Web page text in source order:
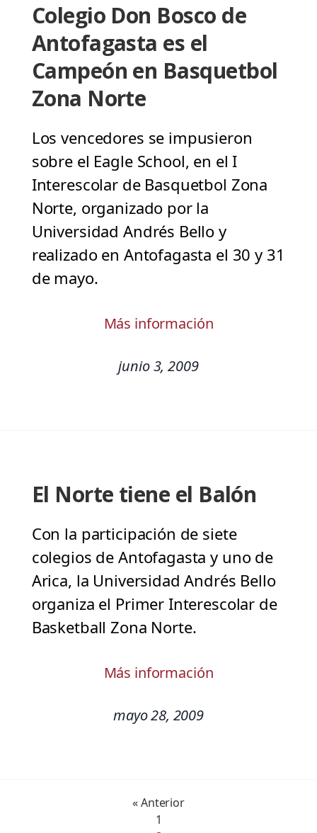
Colegio Don Bosco de
Antofagasta es el
Campeón en Basquetbol
Zona Norte
Los vencedores se impusieron
sobre el Eagle School, en el I
Interescolar de Basquetbol Zona
Norte, organizado por la
Universidad Andrés Bello y
realizado en Antofagasta el 30 y 31
de mayo.
Más información
junio 3, 2009
El Norte tiene el Balón
Con la participación de siete
colegios de Antofagasta y uno de
Arica, la Universidad Andrés Bello
organiza el Primer Interescolar de
Basketball Zona Norte.
Más información
mayo 28, 2009
« Anterior
1